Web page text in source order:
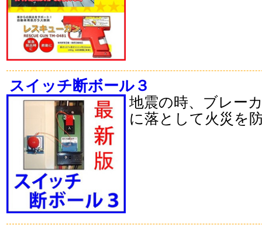
スイッチ断ボール３
地震の時、ブレー
に落として火災を